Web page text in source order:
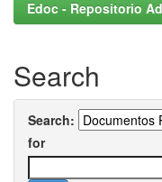
Edoc - Repositorio
Search
Search:
for